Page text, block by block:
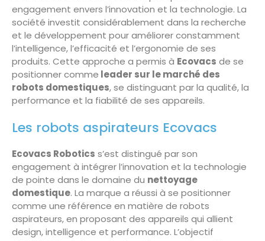
engagement envers l’innovation et la technologie. La
société investit considérablement dans la recherche
et le développement pour améliorer constamment
l’intelligence, l’efficacité et l’ergonomie de ses
produits. Cette approche a permis à Ecovacs de se
positionner comme leader sur le marché des
robots domestiques, se distinguant par la qualité, la
performance et la fiabilité de ses appareils.
Les robots aspirateurs Ecovacs
Ecovacs Robotics s’est distingué par son
engagement à intégrer l’innovation et la technologie
de pointe dans le domaine du nettoyage
domestique. La marque a réussi à se positionner
comme une référence en matière de robots
aspirateurs, en proposant des appareils qui allient
design, intelligence et performance. L’objectif